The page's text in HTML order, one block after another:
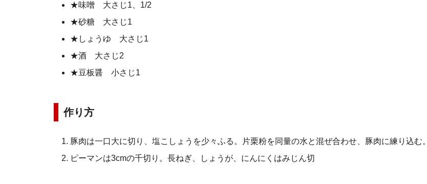
★味噌 大さじ1、1/2
★砂糖 大さじ1
★しょうゆ 大さじ1
★酒 大さじ2
★豆板醤 小さじ1
作り方
豚肉は一口大に切り、塩こしょうを少々ふる。片栗粉を同量の水と混ぜ合わせ、豚肉に練り込む。
ピーマンは3cmの千切り。長ねぎ、しょうが、にんにくはみじん切